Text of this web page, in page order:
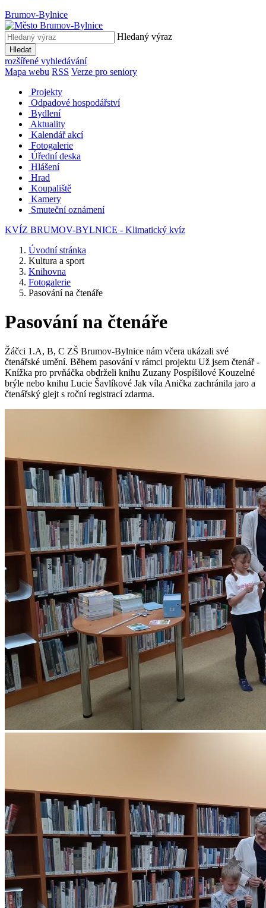
Brumov-Bylnice
Hledaný výraz
Hledat
rozšířené vyhledávání
Mapa webu RSS Verze pro seniory
Projekty
Odpadové hospodářství
Bydlení
Aktuality
Kalendář akcí
Fotogalerie
Úřední deska
Hlášení
Hrad
Koupaliště
Kamery
Smuteční oznámení
KVÍZ BRUMOV-BYLNICE - Klimatický kvíz
Úvodní stránka
Kultura a sport
Knihovna
Fotogalerie
Pasování na čtenáře
Pasování na čtenáře
Žáčci 1.A, B, C ZŠ Brumov-Bylnice nám včera ukázali své
čtenářské umění. Během pasování v rámci projektu Už jsem čtenář -
Knížka pro prvňáčka obdrželi knihu Zuzany Pospíšilové Kouzelné
brýle nebo knihu Lucie Šavlíkové Jak víla Anička zachránila jaro a
čtenářský glejt s roční registrací zdarma.